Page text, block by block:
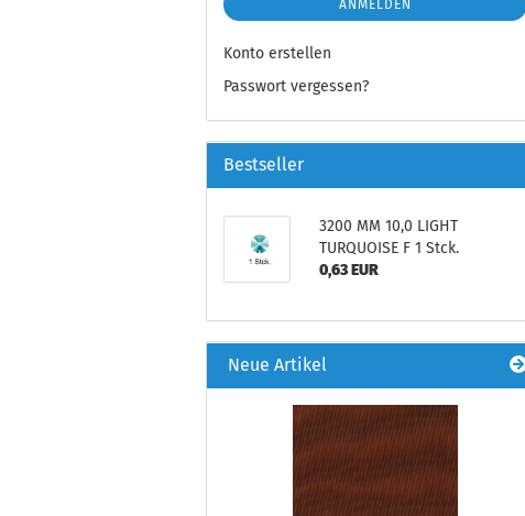
ANMELDEN
Konto erstellen
Passwort vergessen?
Bestseller
3200 MM 10,0 LIGHT
TURQUOISE F 1 Stck.
0,63 EUR
Neue Artikel